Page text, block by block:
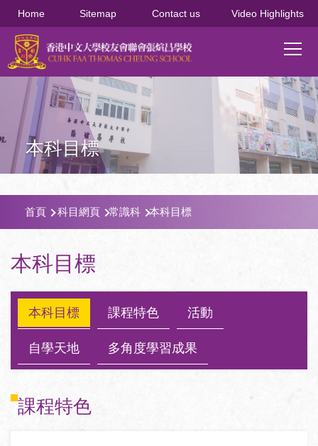
移至主內容
Home Sitemap Contact us Video Highlights
Main
本科目標
導
航
連
結
首頁 科目網頁 常識科 本科目標
本科目標
本科目標 課程特色 活動
自學天地 多角度學習成果
課程特色